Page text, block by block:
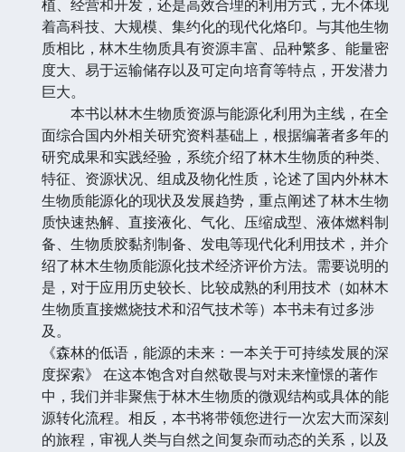
植、经营和开发，还是高效合理的利用方式，无不体现
着高科技、大规模、集约化的现代化烙印。与其他生物
质相比，林木生物质具有资源丰富、品种繁多、能量密
度大、易于运输储存以及可定向培育等特点，开发潜力
巨大。
本书以林木生物质资源与能源化利用为主线，在全
面综合国内外相关研究资料基础上，根据编著者多年的
研究成果和实践经验，系统介绍了林木生物质的种类、
特征、资源状况、组成及物化性质，论述了国内外林木
生物质能源化的现状及发展趋势，重点阐述了林木生物
质快速热解、直接液化、气化、压缩成型、液体燃料制
备、生物质胶黏剂制备、发电等现代化利用技术，并介
绍了林木生物质能源化技术经济评价方法。需要说明的
是，对于应用历史较长、比较成熟的利用技术（如林木
生物质直接燃烧技术和沼气技术等）本书未有过多涉
及。
《森林的低语，能源的未来：一本关于可持续发展的深
度探索》 在这本饱含对自然敬畏与对未来憧憬的著作
中，我们并非聚焦于林木生物质的微观结构或具体的能
源转化流程。相反，本书将带领您进行一次宏大而深刻
的旅程，审视人类与自然之间复杂而动态的关系，以及